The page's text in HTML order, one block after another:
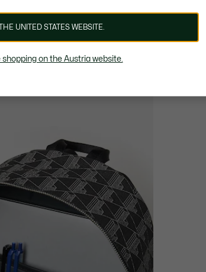
UNITED STATES WEBSITE.
on the Austria website.